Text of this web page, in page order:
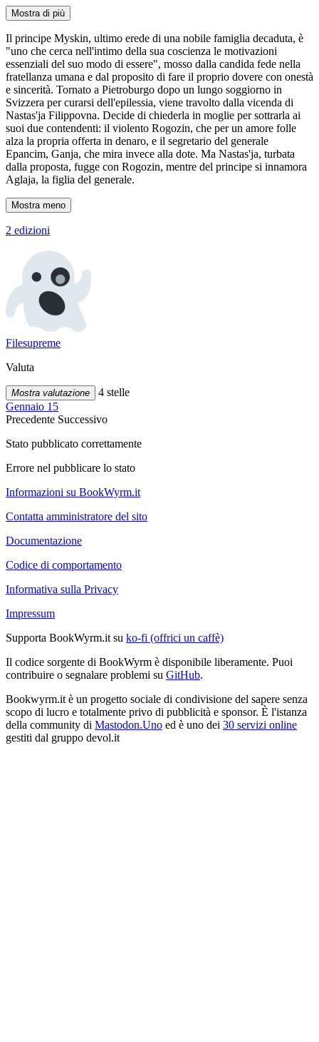
Mostra di più
Il principe Myskin, ultimo erede di una nobile famiglia decaduta, è
"uno che cerca nell'intimo della sua coscienza le motivazioni
essenziali del suo modo di essere", mosso dalla candida fede nella
fratellanza umana e dal proposito di fare il proprio dovere con onestà
e sincerità. Tornato a Pietroburgo dopo un lungo soggiorno in
Svizzera per curarsi dell'epilessia, viene travolto dalla vicenda di
Nastas'ja Filippovna. Decide di chiederla in moglie per sottrarla ai
suoi due contendenti: il violento Rogozin, che per un amore folle
alza la propria offerta in denaro, e il segretario del generale
Epancim, Ganja, che mira invece alla dote. Ma Nastas'ja, turbata
dalla proposta, fugge con Rogozin, mentre del principe si innamora
Aglaja, la figlia del generale.
Mostra meno
2 edizioni
Filesupreme
Valuta
Mostra valutazione
4 stelle
Gennaio 15
Precedente Successivo
Stato pubblicato correttamente
Errore nel pubblicare lo stato
Informazioni su BookWyrm.it
Contatta amministratore del sito
Documentazione
Codice di comportamento
Informativa sulla Privacy
Impressum
Supporta BookWyrm.it su ko-fi (offrici un caffè)
Il codice sorgente di BookWyrm è disponibile liberamente. Puoi
contribuire o segnalare problemi su GitHub.
Bookwyrm.it è un progetto sociale di condivisione del sapere senza
scopo di lucro e totalmente privo di pubblicità e sponsor. È l'istanza
della community di Mastodon.Uno ed è uno dei 30 servizi online
gestiti dal gruppo devol.it